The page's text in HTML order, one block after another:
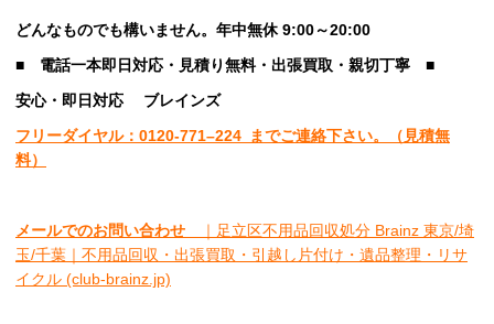
どんなものでも構いません。年中無休 9:00～20:00
■ 電話一本即日対応・見積り無料・出張買取・親切丁寧 ■
安心・即日対応
ブレインズ
フリーダイヤル：0120-771–224 までご連絡下さい。
（見積無
料）
メールでのお問い合わせ
｜足立区不用品回収処分 Brainz 東京/埼
玉/千葉｜不用品回収・出張買取・引越し片付け・遺品整理・リサ
イクル (club-brainz.jp)